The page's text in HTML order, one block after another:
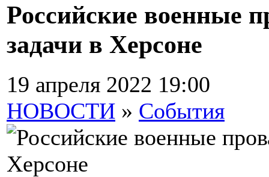
Российские военные
задачи в Херсоне
19 апреля 2022 19:00
НОВОСТИ » События